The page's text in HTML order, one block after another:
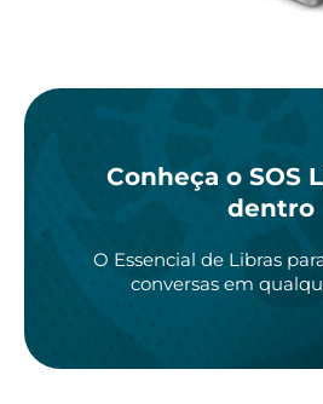
Conheça o SOS
dentro
O Essencial de Libras
conversas em